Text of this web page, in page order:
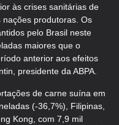
às crises sanitárias de
nações produtoras. Os
pelo Brasil neste
maiores que o
anterior aos efeitos
presidente da ABPA.
de carne suína em
(-36,7%), Filipinas,
Kong, com 7,9 mil